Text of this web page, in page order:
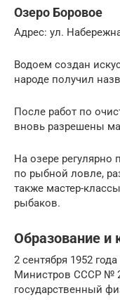
Озеро Боровое
Адрес: ул.
Водоем создан
народе получил
После работ по
вновь разрешены
На озере регулярно
по рыбной ловле,
также мастер-
рыбаков.
Образование и
2 сентября 1952
Министров СССР №
государственный